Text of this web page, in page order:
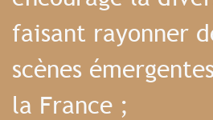
faisant rayonner
scènes
la France ;